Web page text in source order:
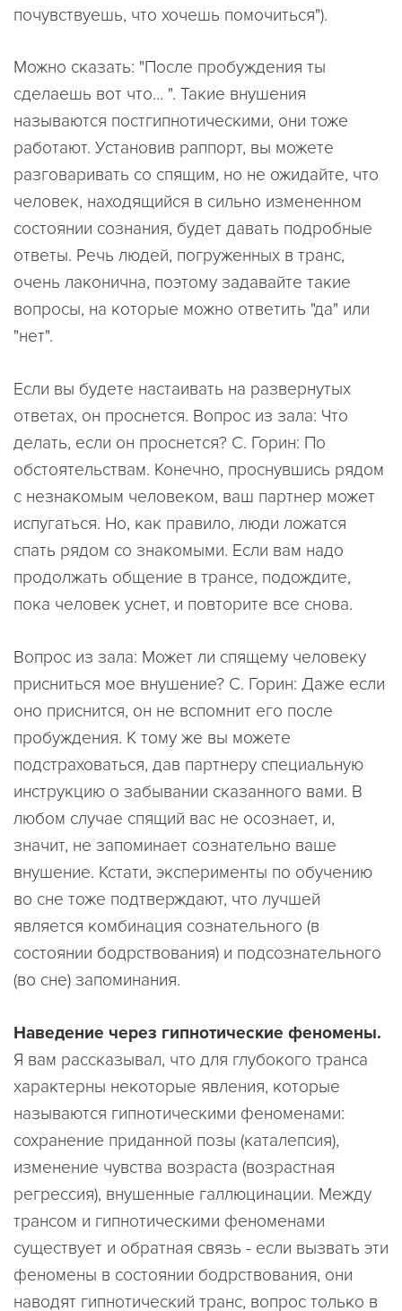
почувствуешь, что хочешь помочиться").
Можно сказать: "После пробуждения ты
сделаешь вот что... ". Такие внушения
называются постгипнотическими, они тоже
работают. Установив раппорт, вы можете
разговаривать со спящим, но не ожидайте, что
человек, находящийся в сильно измененном
состоянии сознания, будет давать подробные
ответы. Речь людей, погруженных в транс,
очень лаконична, поэтому задавайте такие
вопросы, на которые можно ответить "да" или
"нет".
Если вы будете настаивать на развернутых
ответах, он проснется. Вопрос из зала: Что
делать, если он проснется? С. Горин: По
обстоятельствам. Конечно, проснувшись рядом
с незнакомым человеком, ваш партнер может
испугаться. Но, как правило, люди ложатся
спать рядом со знакомыми. Если вам надо
продолжать общение в трансе, подождите,
пока человек уснет, и повторите все снова.
Вопрос из зала: Может ли спящему человеку
присниться мое внушение? С. Горин: Даже если
оно приснится, он не вспомнит его после
пробуждения. К тому же вы можете
подстраховаться, дав партнеру специальную
инструкцию о забывании сказанного вами. В
любом случае спящий вас не осознает, и,
значит, не запоминает сознательно ваше
внушение. Кстати, эксперименты по обучению
во сне тоже подтверждают, что лучшей
является комбинация сознательного (в
состоянии бодрствования) и подсознательного
(во сне) запоминания.
Наведение через гипнотические феномены.
Я вам рассказывал, что для глубокого транса
характерны некоторые явления, которые
называются гипнотическими феноменами:
сохранение приданной позы (каталепсия),
изменение чувства возраста (возрастная
регрессия), внушенные галлюцинации. Между
трансом и гипнотическими феноменами
существует и обратная связь - если вызвать эти
феномены в состоянии бодрствования, они
наводят гипнотический транс, вопрос только в